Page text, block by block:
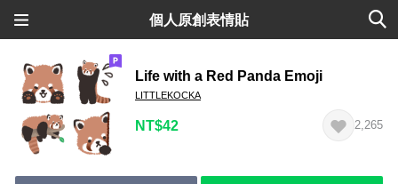
個人原創表情貼
Life with a Red Panda Emoji
LITTLEKOCKA
NT$42 2,265